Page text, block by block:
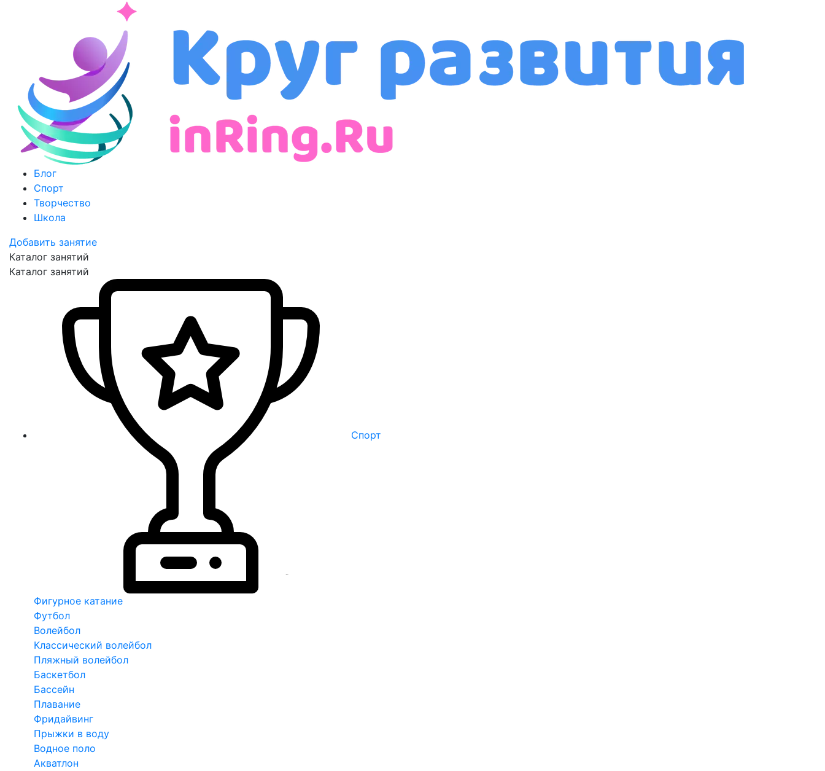
Блог
Спорт
Творчество
Школа
Добавить занятие
Каталог занятий
Каталог занятий
Спорт
Фигурное катание
Футбол
Волейбол
Классический волейбол
Пляжный волейбол
Баскетбол
Бассейн
Плавание
Фридайвинг
Прыжки в воду
Водное поло
Акватлон